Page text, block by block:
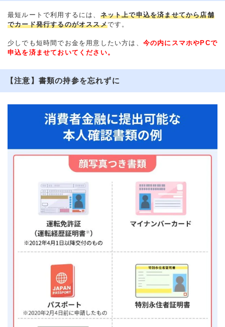
最短ルートで利用するには、 ネット上で申込を済ませてから店舗
でカード発行するのがオススメです。
少しでも短時間でお金を用意したい方は、 今の内にスマホやPCで
申込を済ませておいてください。
【注意】書類の持参を忘れずに